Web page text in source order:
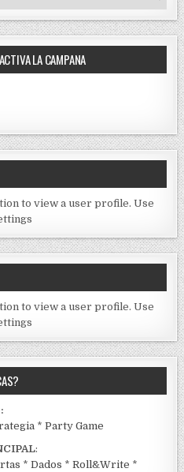
LA CAMPANA
to view a user profile. Use
to view a user profile. Use
*Party Game
:
*Dados *Roll&Write *